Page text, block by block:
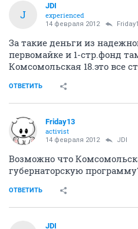
J
JDI
experienced
14 февраля 2012
За такие деньги из
первомайке и 1-стр.фонд
Комсомольская 18.это все
ОТВЕТИТЬ
Friday13
activist
14 февраля 2012 JDI
Возможно что
губернаторскую
ОТВЕТИТЬ
JDI